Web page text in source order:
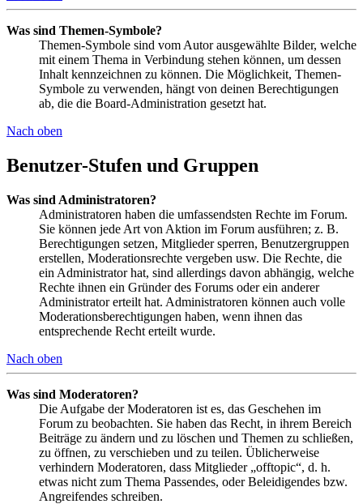
Was sind Themen-Symbole?
Themen-Symbole sind vom Autor ausgewählte Bilder, welche
mit einem Thema in Verbindung stehen können, um dessen
Inhalt kennzeichnen zu können. Die Möglichkeit, Themen-
Symbole zu verwenden, hängt von deinen Berechtigungen
ab, die die Board-Administration gesetzt hat.
Nach oben
Benutzer-Stufen und Gruppen
Was sind Administratoren?
Administratoren haben die umfassendsten Rechte im Forum.
Sie können jede Art von Aktion im Forum ausführen; z. B.
Berechtigungen setzen, Mitglieder sperren, Benutzergruppen
erstellen, Moderationsrechte vergeben usw. Die Rechte, die
ein Administrator hat, sind allerdings davon abhängig, welche
Rechte ihnen ein Gründer des Forums oder ein anderer
Administrator erteilt hat. Administratoren können auch volle
Moderationsberechtigungen haben, wenn ihnen das
entsprechende Recht erteilt wurde.
Nach oben
Was sind Moderatoren?
Die Aufgabe der Moderatoren ist es, das Geschehen im
Forum zu beobachten. Sie haben das Recht, in ihrem Bereich
Beiträge zu ändern und zu löschen und Themen zu schließen,
zu öffnen, zu verschieben und zu teilen. Üblicherweise
verhindern Moderatoren, dass Mitglieder „offtopic“, d. h.
etwas nicht zum Thema Passendes, oder Beleidigendes bzw.
Angreifendes schreiben.